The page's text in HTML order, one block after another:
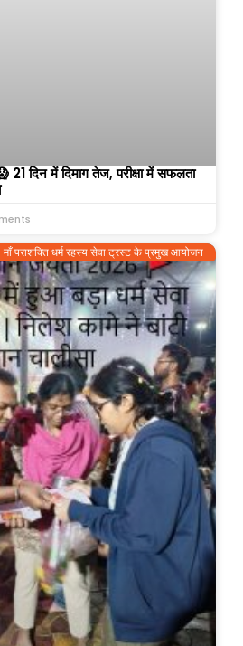
21 दिन में दिमाग तेज, परीक्षा में सफलता
माँ पराशक्ति धर्म रहस्य सेवा ट्रस्ट के प्रमुख आयोजन